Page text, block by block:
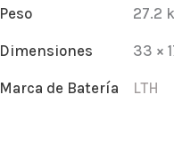
Peso 27.2
Dimensiones 33 ×
Marca de Batería LTH